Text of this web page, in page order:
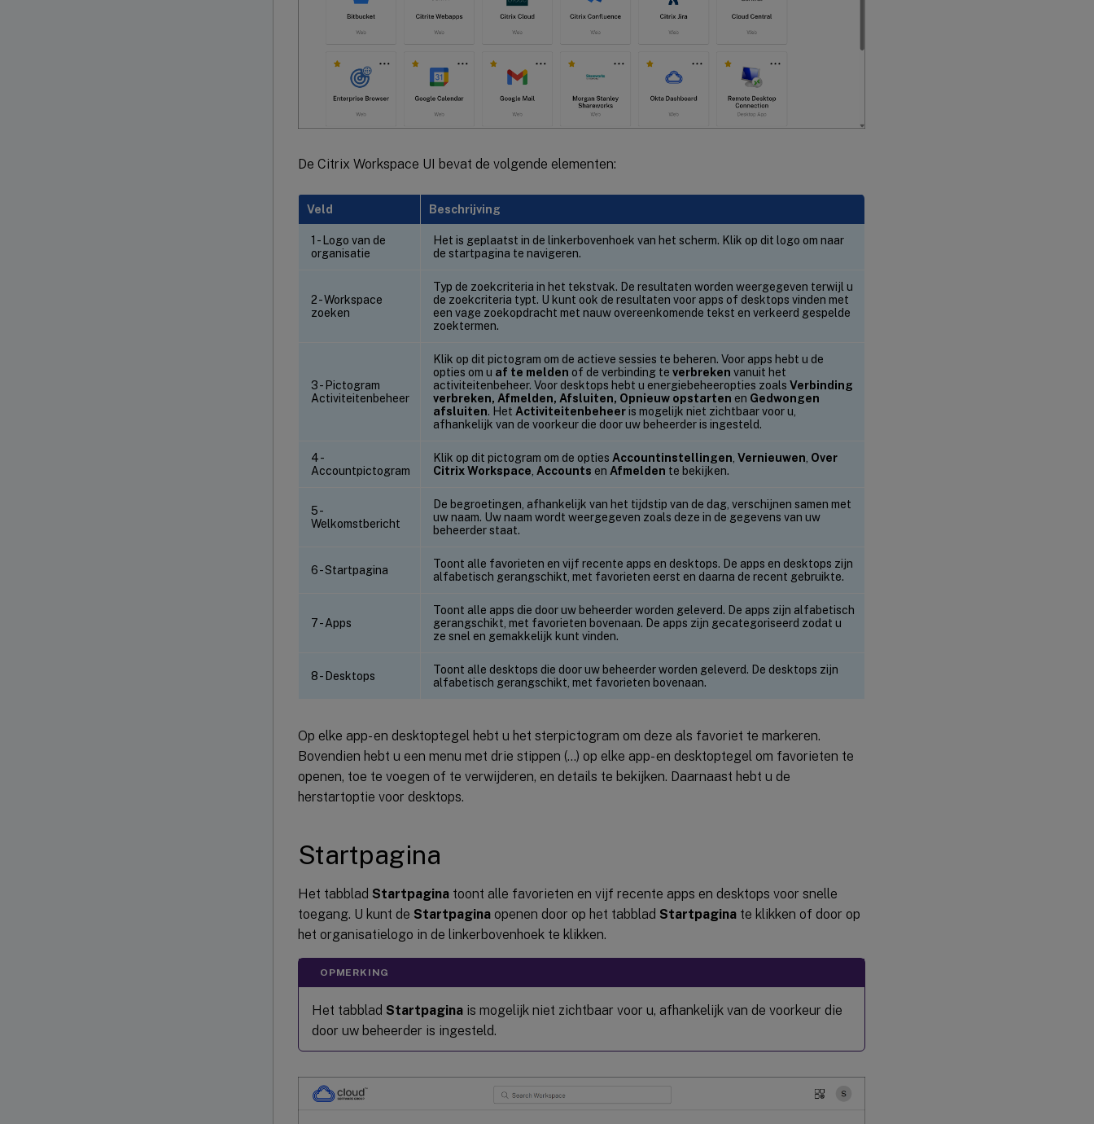
De Citrix Workspace UI bevat de volgende elementen:
Veld Beschrijving
1 - Logo van de
organisatie
Het is geplaatst in de linkerbovenhoek van het scherm. Klik op dit logo om naar
de startpagina te navigeren.
2 - Workspace
zoeken
Typ de zoekcriteria in het tekstvak. De resultaten worden weergegeven terwijl u
de zoekcriteria typt. U kunt ook de resultaten voor apps of desktops vinden met
een vage zoekopdracht met nauw overeenkomende tekst en verkeerd gespelde
zoektermen.
3 - Pictogram
Activiteitenbeheer
Klik op dit pictogram om de actieve sessies te beheren. Voor apps hebt u de
opties om u af te melden of de verbinding te verbreken vanuit het
activiteitenbeheer. Voor desktops hebt u energiebeheeropties zoals Verbinding
verbreken, Afmelden, Afsluiten, Opnieuw opstarten en Gedwongen
afsluiten. Het Activiteitenbeheeris mogelijk niet zichtbaar voor u,
afhankelijk van de voorkeur die door uw beheerder is ingesteld.
4 -
Accountpictogram
Klik op dit pictogram om de opties Accountinstellingen Vernieuwen Over
Citrix Workspace Accounts en Afmelden te bekijken.
5 -
Welkomstbericht
De begroetingen, afhankelijk van het tijdstip van de dag, verschijnen samen met
uw naam. Uw naam wordt weergegeven zoals deze in de gegevens van uw
beheerder staat.
6 - Startpagina
Toont alle favorieten en vijf recente apps en desktops. De apps en desktops zijn
alfabetisch gerangschikt, met favorieten eerst en daarna de recent gebruikte.
7 - Apps
Toont alle apps die door uw beheerder worden geleverd. De apps zijn alfabetisch
gerangschikt, met favorieten bovenaan. De apps zijn gecategoriseerd zodat u
ze snel en gemakkelijk kunt vinden.
8 - Desktops
Toont alle desktops die door uw beheerder worden geleverd. De desktops zijn
alfabetisch gerangschikt, met favorieten bovenaan.
Op elke app- en desktoptegel hebt u het sterpictogram om deze als favoriet te markeren.
Bovendien hebt u een menu met drie stippen (…) op elke app- en desktoptegel om favorieten te
openen, toe te voegen of te verwijderen, en details te bekijken. Daarnaast hebt u de
herstartoptie voor desktops.
Startpagina
Het tabblad Startpagina toont alle favorieten en vijf recente apps en desktops voor snelle
toegang. U kunt de Startpagina openen door op het tabblad Startpagina te klikken of door op
het organisatielogo in de linkerbovenhoek te klikken.
OPMERKING
Het tabblad Startpagina is mogelijk niet zichtbaar voor u, afhankelijk van de voorkeur die
door uw beheerder is ingesteld.